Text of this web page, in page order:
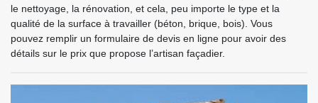
le nettoyage, la rénovation, et cela, peu importe le type et la
qualité de la surface à travailler (béton, brique, bois). Vous
pouvez remplir un formulaire de devis en ligne pour avoir des
détails sur le prix que propose l’artisan façadier.